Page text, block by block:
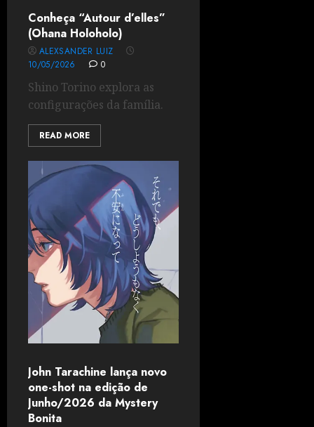
Conheça “Autour d’elles”
(Ohana Holoholo)
ALEXSANDER LUIZ
10/05/2026
0
Shino Torino explora as
configurações da família.
READ MORE
John Tarachine lança novo
one-shot na edição de
Junho/2026 da Mystery
Bonita